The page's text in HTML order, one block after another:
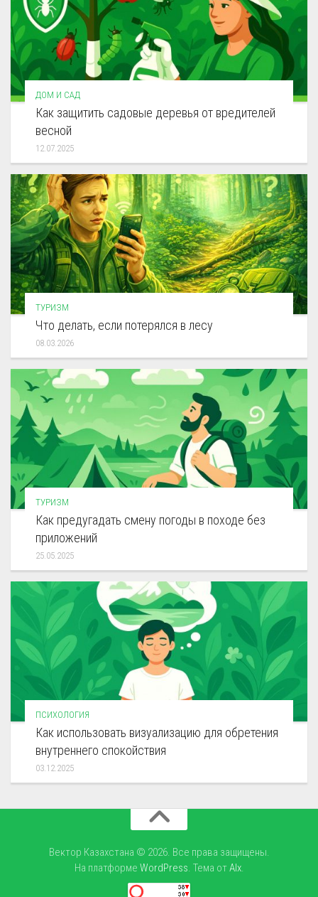
ДОМ И САД
Как защитить садовые деревья от вредителей
весной
12.07.2025
ТУРИЗМ
Что делать, если потерялся в лесу
08.03.2026
ТУРИЗМ
Как предугадать смену погоды в походе без
приложений
25.05.2025
ПСИХОЛОГИЯ
Как использовать визуализацию для обретения
внутреннего спокойствия
03.12.2025
Вектор Казахстана © 2026. Все права защищены.
На платформе WordPress. Тема отAlx.